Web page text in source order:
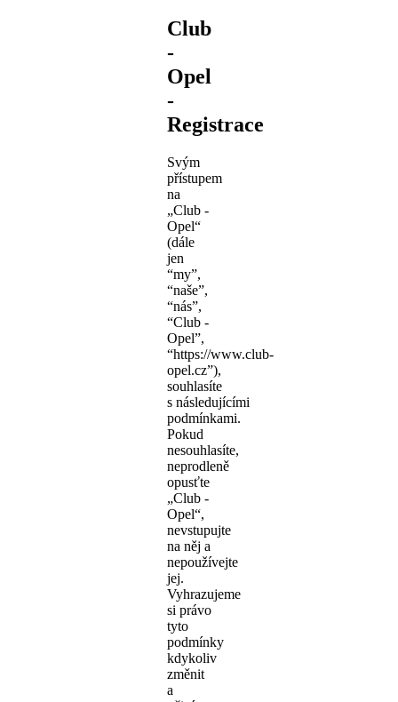
Club
-
Opel
-
Registrace
Svým
přístupem
na
„Club -
Opel“
(dále
jen
“my”,
“naše”,
“nás”,
“Club -
Opel”,
“https://www.club-
opel.cz”),
souhlasíte
s následujícími
podmínkami.
Pokud
nesouhlasíte,
neprodleně
opusťte
„Club -
Opel“,
nevstupujte
na něj a
nepoužívejte
jej.
Vyhrazujeme
si právo
tyto
podmínky
kdykoliv
změnit
a